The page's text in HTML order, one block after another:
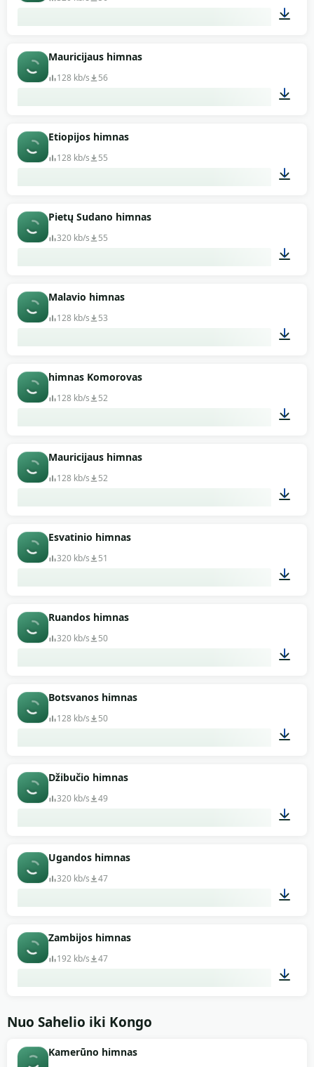
Mauricijaus himnas
128 kb/s 56
Etiopijos himnas
128 kb/s 55
Pietų Sudano himnas
320 kb/s 55
Malavio himnas
128 kb/s 53
himnas Komorovas
128 kb/s 52
Mauricijaus himnas
128 kb/s 52
Esvatinio himnas
320 kb/s 51
Ruandos himnas
320 kb/s 50
Botsvanos himnas
128 kb/s 50
Džibučio himnas
320 kb/s 49
Ugandos himnas
320 kb/s 47
Zambijos himnas
192 kb/s 47
Nuo Sahelio iki Kongo
Kamerūno himnas